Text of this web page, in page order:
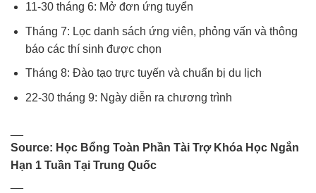
11-30 tháng 6: Mở đơn ứng tuyển
Tháng 7: Lọc danh sách ứng viên, phỏng vấn và thông
báo các thí sinh được chọn
Tháng 8: Đào tạo trực tuyến và chuẩn bị du lịch
22-30 tháng 9: Ngày diễn ra chương trình
Source: Học Bổng Toàn Phần Tài Trợ Khóa Học Ngắn
Hạn 1 Tuần Tại Trung Quốc